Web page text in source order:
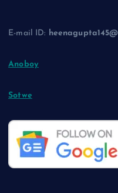
E-mail ID:
Anoboy
Sotwe